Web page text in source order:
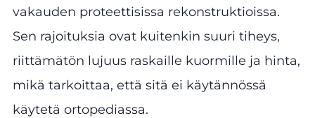
vakauden proteettisissa rekonstruktioissa.
Sen rajoituksia ovat kuitenkin suuri tiheys,
riittämätön lujuus raskaille kuormille ja hinta,
mikä tarkoittaa, että sitä ei käytännössä
käytetä ortopediassa.